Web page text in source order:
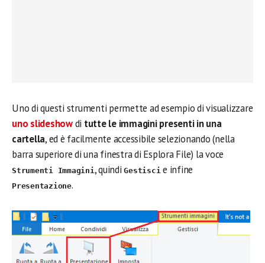
Uno di questi strumenti permette ad esempio di visualizzare
uno slideshowdi tutte le immagini presenti in una
cartella, ed è facilmente accessibile selezionando (nella
barra superiore di una finestra di Esplora File) la voce
Strumenti Immagini, quindiGestiscie infine
Presentazione.